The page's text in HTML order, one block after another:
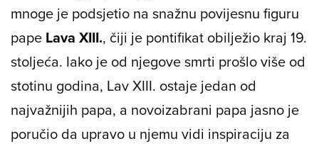
mnoge je podsjetio na snažnu povijesnu figuru
pape Lava XIII., čiji je pontifikat obilježio kraj 19.
stoljeća. Iako je od njegove smrti prošlo više od
stotinu godina, Lav XIII. ostaje jedan od
najvažnijih papa, a novoizabrani papa jasno je
poručio da upravo u njemu vidi inspiraciju za